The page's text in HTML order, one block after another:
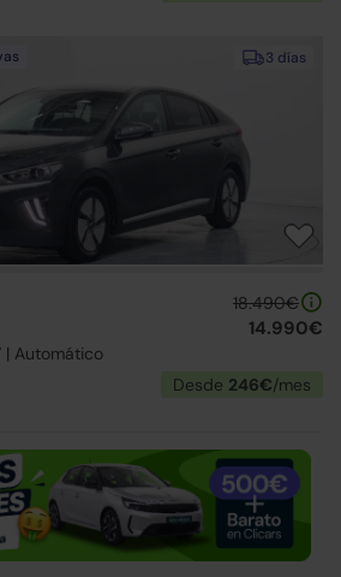
3 días
| Automático
18.490€
14.990€
Desde 246€/mes